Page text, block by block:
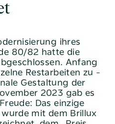
ihres
80/82 hatte die
Anfang
­Restarbeiten zu ­
Gestaltung der
2023 gab es
Das einzige
mit dem Brillux